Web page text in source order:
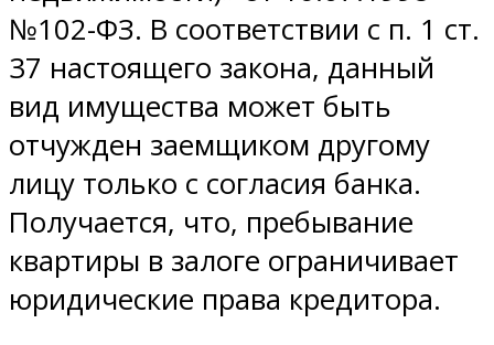
№102-ФЗ. В соответствии с п. 1 ст.
37 настоящего закона, данный
вид имущества может быть
отчужден заемщиком другому
лицу только с согласия банка.
Получается, что, пребывание
квартиры в залоге ограничивает
юридические права кредитора.